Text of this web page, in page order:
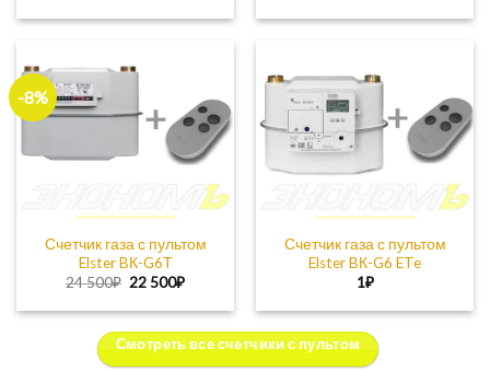
составляла
15
составляла
17
-8%
Счетчик газа с пультом
Elster BК-G6Т
24 500₽ Первоначальная
составляла
500₽.
22 500₽Текущая
22
Счетчик газа с пультом
Elster BК-G6 ETe
1₽
Смотреть все счетчики с пультом